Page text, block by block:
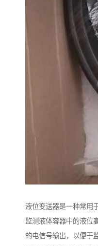
液位变送器是一种常用
监测液体容器中的液位
的电信号输出，以便于